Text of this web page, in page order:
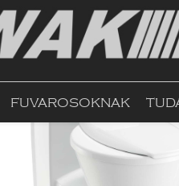
FUVAROSOKNAK
Víz és Szaniter Dometic